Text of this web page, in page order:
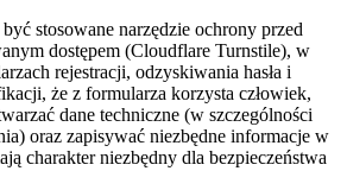
stosowane narzędzie ochrony przed
dostępem (Cloudflare Turnstile), w
rejestracji, odzyskiwania hasła i
że z formularza korzysta człowiek,
dane techniczne (w szczególności
oraz zapisywać niezbędne informacje w
charakter niezbędny dla bezpieczeństwa